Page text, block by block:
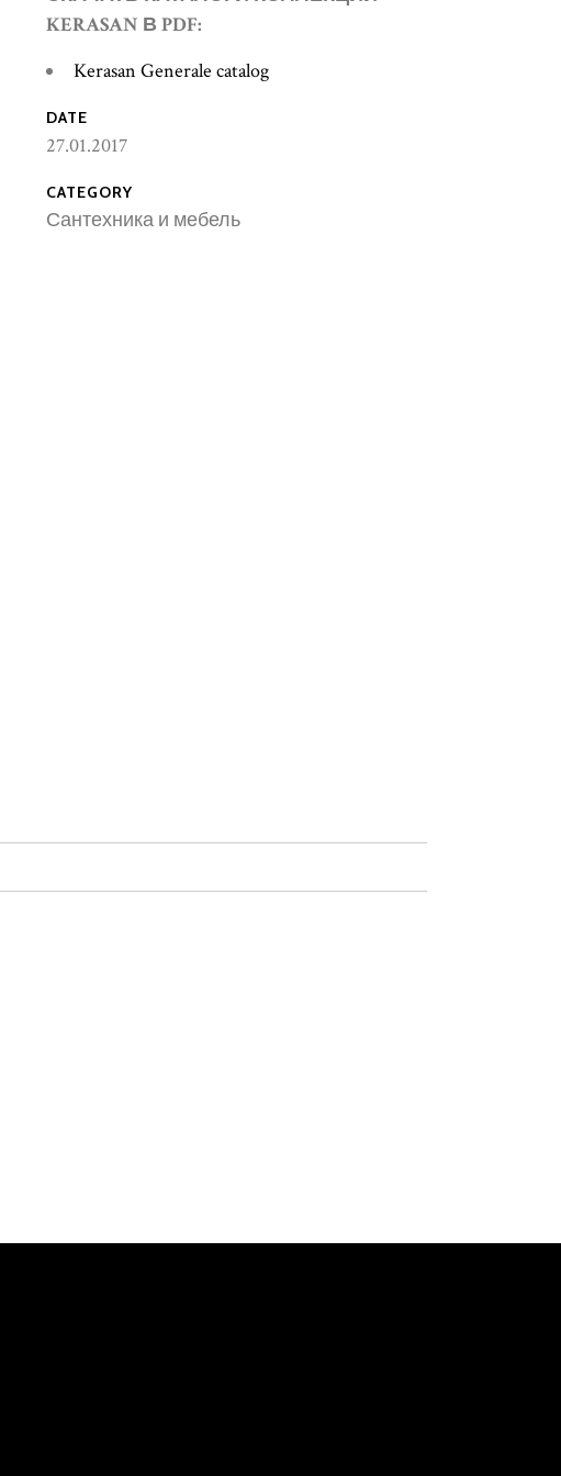
KERASAN ВPDF:
Kerasan Generale catalog
DATE
27.01.2017
CATEGORY
Сантехника и мебель